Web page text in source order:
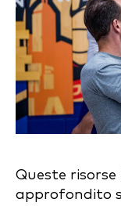
Queste
approfondito